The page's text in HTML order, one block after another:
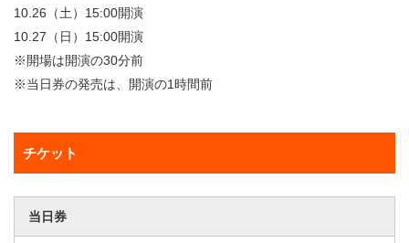
10.26（土）15:00開演
10.27（日）15:00開演
※開場は開演の30分前
※当日券の発売は、開演の1時間前
チケット
当日券